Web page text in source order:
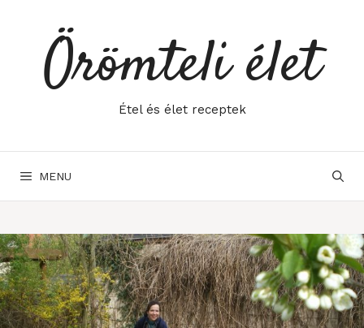
contentÖrömteli élet
Étel és élet receptek
MENU